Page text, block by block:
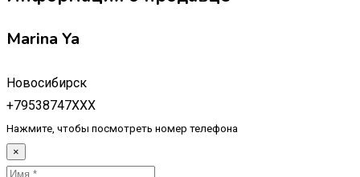
Marina Ya
Новосибирск
+79538747XXX
Нажмите, чтобы посмотреть номер телефона
×